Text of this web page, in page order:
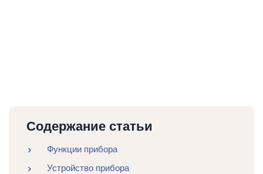
Содержание статьи
Функции прибора
Устройство прибора